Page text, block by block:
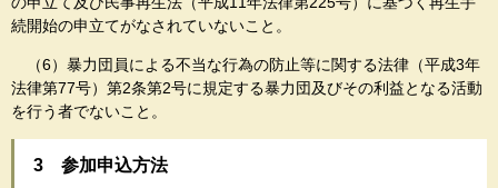
続開始の申立てがなされていないこと。
（6）暴力団員による不当な行為の防止等に関する法律（平成3年
法律第77号）第2条第2号に規定する暴力団及びその利益となる活動
を行う者でないこと。
3 参加申込方法